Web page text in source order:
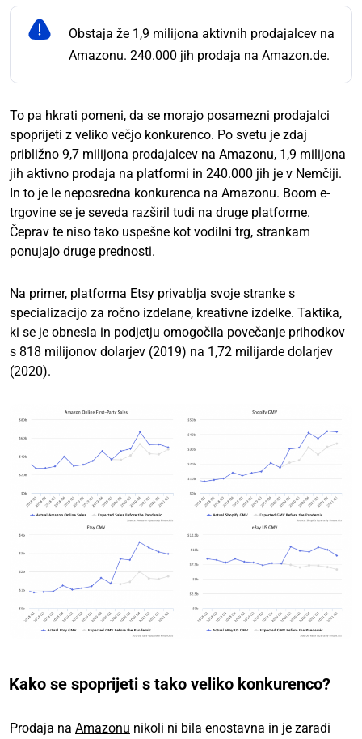
Obstaja že 1,9 milijona aktivnih prodajalcev na
Amazonu. 240.000 jih prodaja na Amazon.de.
To pa hkrati pomeni, da se morajo posamezni prodajalci
spoprijeti z veliko večjo konkurenco. Po svetu je zdaj
približno 9,7 milijona prodajalcev na Amazonu, 1,9 milijona
jih aktivno prodaja na platformi in 240.000 jih je v Nemčiji.
In to je le neposredna konkurenca na Amazonu. Boom e-
trgovine se je seveda razširil tudi na druge platforme.
Čeprav te niso tako uspešne kot vodilni trg, strankam
ponujajo druge prednosti.
Na primer, platforma Etsy privablja svoje stranke s
specializacijo za ročno izdelane, kreativne izdelke. Taktika,
ki se je obnesla in podjetju omogočila povečanje prihodkov
s 818 milijonov dolarjev (2019) na 1,72 milijarde dolarjev
(2020).
Kako se spoprijeti s tako veliko konkurenco?
Prodaja na Amazonu nikoli ni bila enostavna in je zaradi